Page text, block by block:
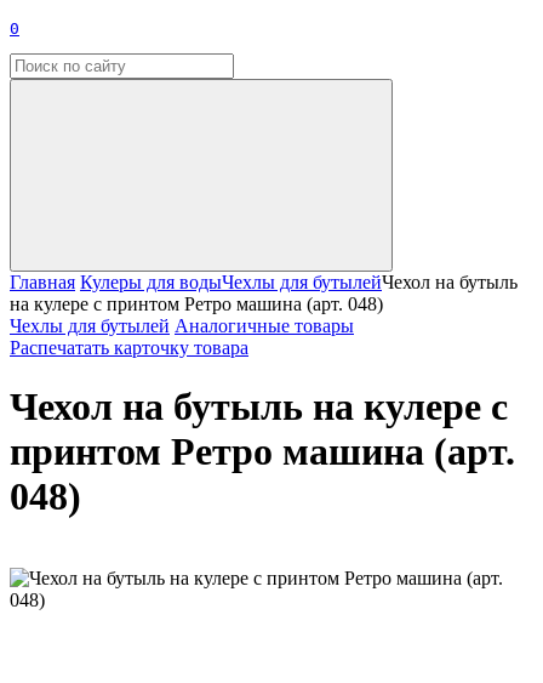
0
Главная Кулеры для водыЧехлы для бутылейЧехол на бутыль
на кулере с принтом Ретро машина (арт. 048)
Чехлы для бутылей Аналогичные товары
Распечатать карточку товара
Чехол на бутыль на кулере с
принтом Ретро машина (арт.
048)